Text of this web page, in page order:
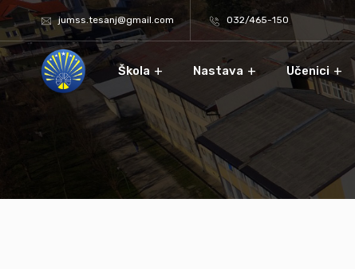
jumss.tesanj@gmail.com 032/465-150
Škola Nastava Učenici